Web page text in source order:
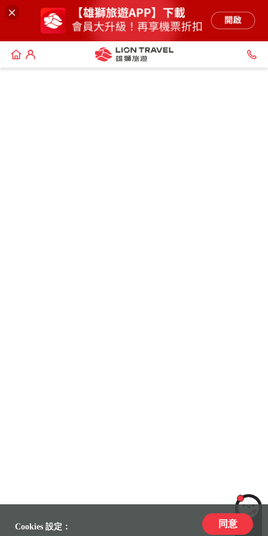
LiLi
Cookies 設定： 同意